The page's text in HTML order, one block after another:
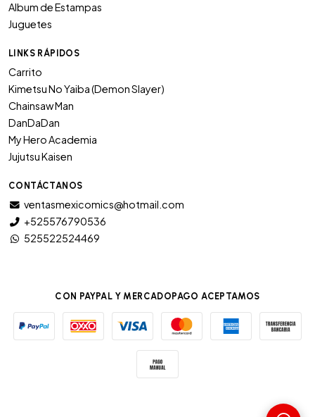
Album de Estampas
Juguetes
LINKS RÁPIDOS
Carrito
Kimetsu No Yaiba (Demon Slayer)
Chainsaw Man
DanDaDan
My Hero Academia
Jujutsu Kaisen
CONTÁCTANOS
ventasmexicomics@hotmail.com
+525576790536
525522524469
CON PAYPAL Y MERCADOPAGO ACEPTAMOS